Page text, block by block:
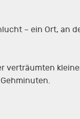
– ein Ort, an
verträumten